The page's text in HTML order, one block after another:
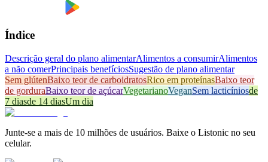
Índice
Descrição geral do plano alimentarAlimentos a consumirAlimentos
a não comerPrincipais benefíciosSugestão de plano alimentar
Sem glútenBaixo teor de carboidratosRico em proteínasBaixo teor
de gorduraBaixo teor de açúcarVegetarianoVeganSem lacticíniosde
7 diasde 14 diasUm dia
Junte-se a mais de 10 milhões de usuários. Baixe o Listonic no seu
celular.